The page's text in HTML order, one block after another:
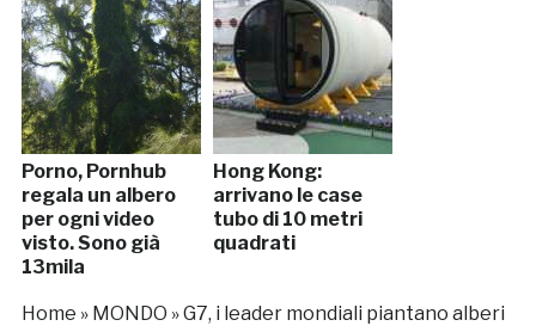
Porno, Pornhub
regala un albero
per ogni video
visto. Sono già
13mila
Hong Kong:
arrivano le case
tubo di 10 metri
quadrati
Home » MONDO »G7, i leader mondiali piantano alberi